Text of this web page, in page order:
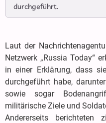
durchgeführt.
Laut der
Netzwerk „Russia Today“
in einer Erklärung, dass
durchgeführt habe,
sowie sogar
militärische Ziele und
Andererseits berichteten